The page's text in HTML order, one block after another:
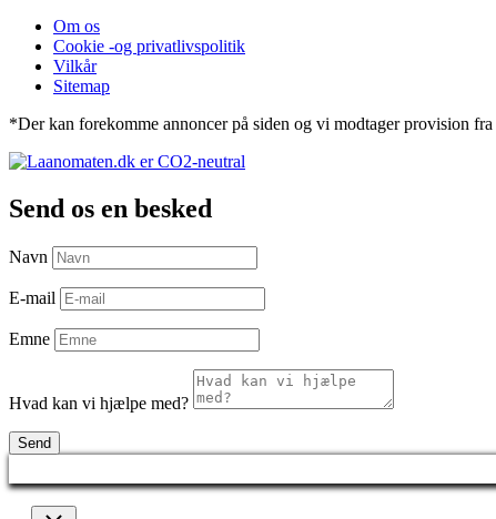
Om os
Cookie -og privatlivspolitik
Vilkår
Sitemap
*Der kan forekomme annoncer på siden og vi modtager provision
Send os en besked
Navn
E-mail
Emne
Hvad kan vi hjælpe med?
Send